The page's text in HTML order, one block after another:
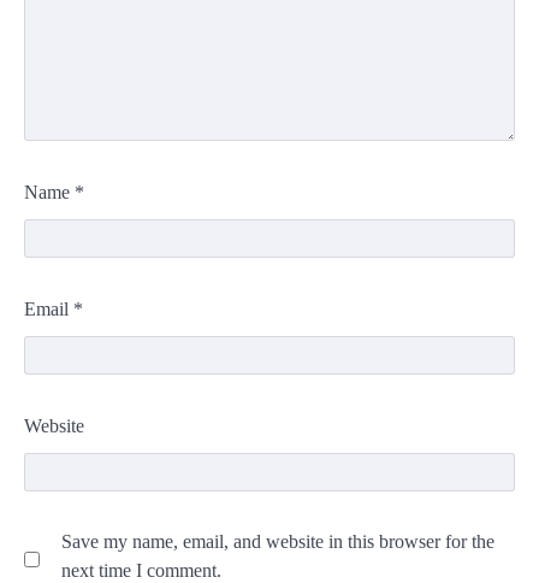
Name *
Email *
Website
Save my name, email, and website in this browser for the
next time I comment.